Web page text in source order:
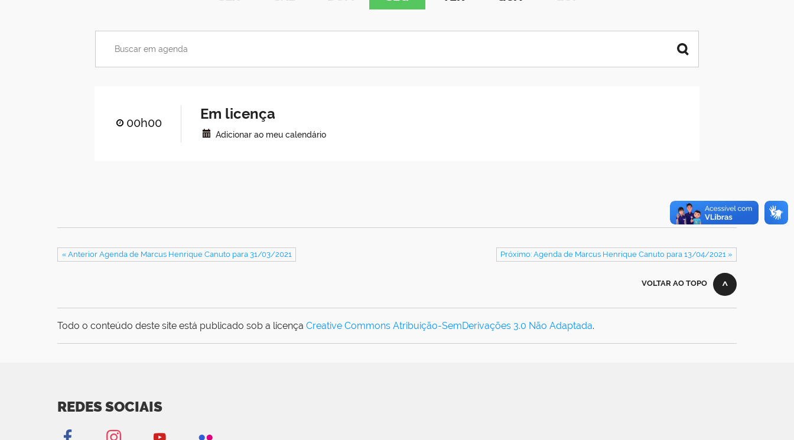
00h00
Em licença
Adicionar ao meu calendário
« Anterior Agenda de Marcus Henrique Canuto para 31/03/2021 Próximo: Agenda de Marcus Henrique Canuto para 13/04/2021 »
VOLTAR AO TOPO
Todo o conteúdo deste site está publicado sob a licença Creative Commons Atribuição-SemDerivações 3.0 Não Adaptada.
REDES SOCIAIS